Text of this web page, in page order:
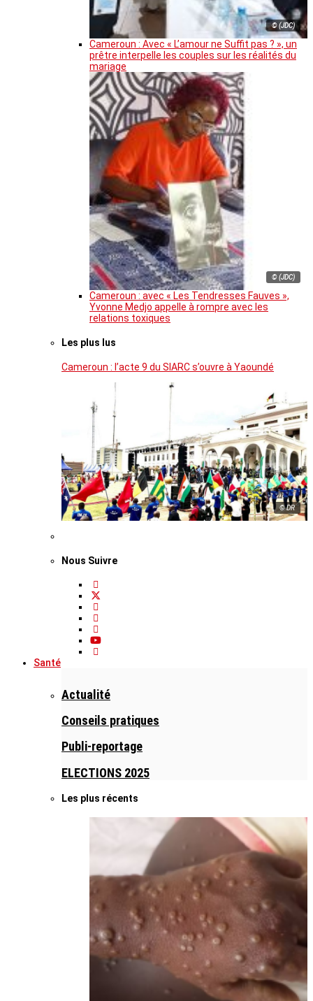
© (JDC)
Cameroun : Avec « L’amour ne Suffit pas ? », un
prêtre interpelle les couples sur les réalités du
mariage
© (JDC)
Cameroun : avec « Les Tendresses Fauves »,
Yvonne Medjo appelle à rompre avec les
relations toxiques
Les plus lus
Cameroun : l’acte 9 du SIARC s’ouvre à Yaoundé
© DR
Nous Suivre
Santé
Actualité
Conseils pratiques
Publi-reportage
ELECTIONS 2025
Les plus récents